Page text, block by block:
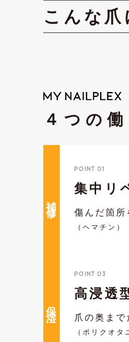
こんな
４つの働
POINT 01
集中リ
傷んだ箇所
（ヘマチン）
POINT 03
高浸透
爪の奥まで
（ポリクオ